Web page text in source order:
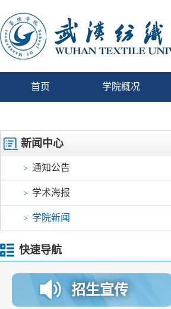
首页 学院概况
新闻中心
> 通知公告
> 学术海报
> 学院新闻
快速导航
招生宣传